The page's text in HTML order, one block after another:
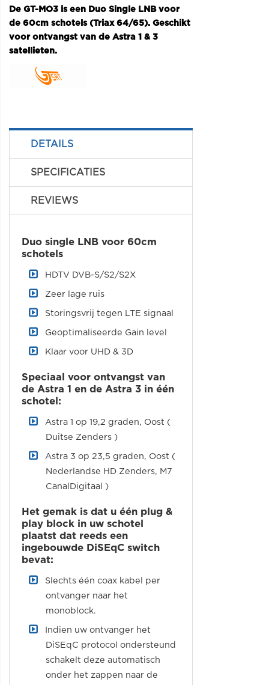
De GT-MO3 is een Duo Single LNB voor
de 60cm schotels (Triax 64/65). Geschikt
voor ontvangst van de Astra 1 & 3
satellieten.
DETAILS
SPECIFICATIES
REVIEWS
Duo single LNB voor 60cm
schotels
HDTV DVB-S/S2/S2X
Zeer lage ruis
Storingsvrij tegen LTE signaal
Geoptimaliseerde Gain level
Klaar voor UHD & 3D
Speciaal voor ontvangst van
de Astra 1 en de Astra 3 in één
schotel:
Astra 1 op 19,2 graden, Oost (
Duitse Zenders )
Astra 3 op 23,5 graden, Oost (
Nederlandse HD Zenders, M7
CanalDigitaal )
Het gemak is dat u één plug &
play block in uw schotel
plaatst dat reeds een
ingebouwde DiSEqC switch
bevat:
Slechts één coax kabel per
ontvanger naar het
monoblock.
Indien uw ontvanger het
DiSEqC protocol ondersteund
schakelt deze automatisch
onder het zappen naar de